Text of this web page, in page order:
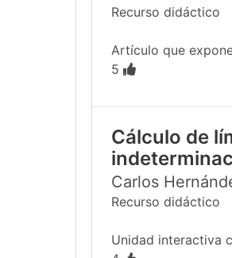
Recurso didáctico
Artículo que
5
Cálculo de
Carlos
Recurso didáctico
Unidad interactiva